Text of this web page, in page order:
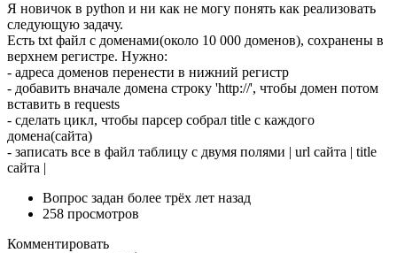
Я новичок в python и ни как не могу понять как реализовать
следующую задачу.
Есть txt файл с доменами(около 10 000 доменов), сохранены в
верхнем регистре. Нужно:
- адреса доменов перенести в нижний регистр
- добавить вначале домена строку 'http://', чтобы домен потом
вставить в requests
- сделать цикл, чтобы парсер собрал title с каждого
домена(сайта)
- записать все в файл таблицу с двумя полями | url сайта | title
сайта |
Вопрос задан более трёх лет назад
258 просмотров
Комментировать